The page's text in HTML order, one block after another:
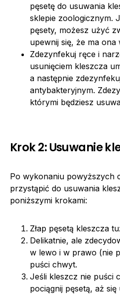
pęsetę do usuwania
sklepie zoologicznym.
pęsety, możesz użyć
upewnij się, że ma ona
Zdezynfekuj ręce i
usunięciem kleszcza
a następnie
antybakteryjnym.
którymi będziesz
Krok 2: Usuwanie
Po wykonaniu powyższych
przystąpić do usuwania
poniższymi krokami:
Złap pęsetą kleszcza
Delikatnie, ale
w lewo i w prawo (nie
puści chwyt.
Jeśli kleszcz nie puści
pociągnij pęsetą, aż